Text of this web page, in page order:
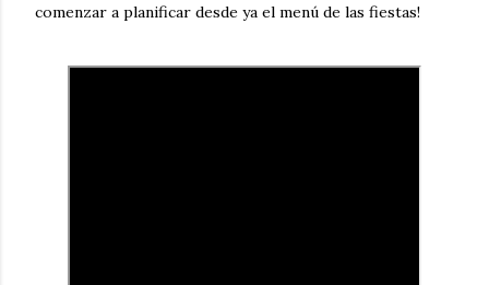
comenzar a planificar desde ya el menú de las fiestas!